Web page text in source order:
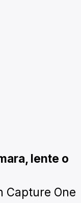
lente o
Capture One